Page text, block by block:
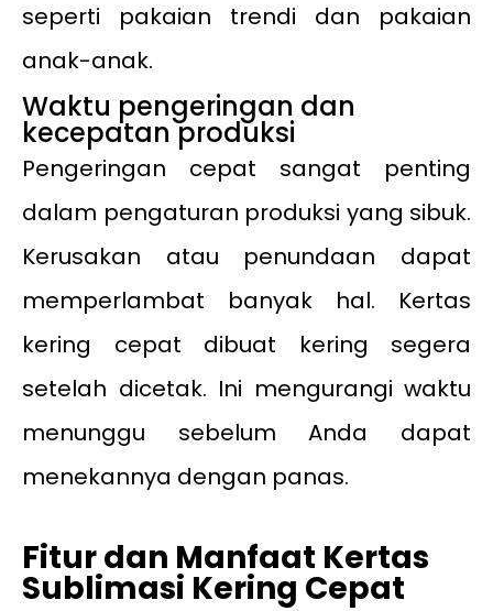
seperti pakaian trendi dan pakaian
anak-anak.
Waktu pengeringan dan
kecepatan produksi
Pengeringan cepat sangat penting
dalam pengaturan produksi yang sibuk.
Kerusakan atau penundaan dapat
memperlambat banyak hal. Kertas
kering cepat dibuat kering segera
setelah dicetak. Ini mengurangi waktu
menunggu sebelum Anda dapat
menekannya dengan panas.
Fitur dan Manfaat Kertas
Sublimasi Kering Cepat